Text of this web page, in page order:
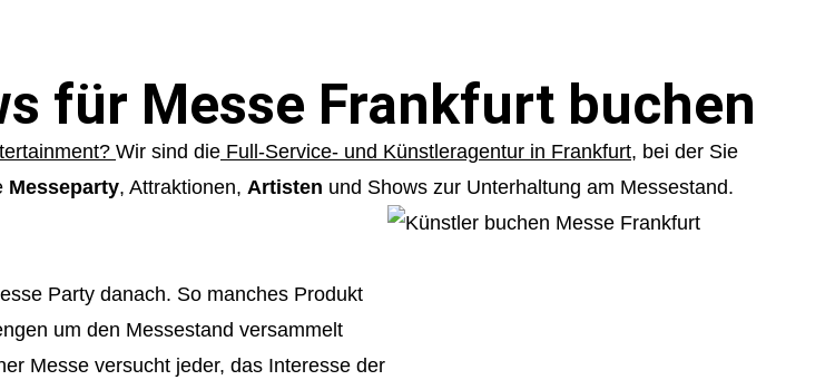
Personal
Roboter
Kinder Events
Weihnachtsfeier
Internetmarketing
LED Outdoor Werbung
Plakatwerbung
Stellenangebote
Richtungsweisend
für Messe Frankfurt buchen
Wir sind die Full-Service- und Künstleragentur in Frankfurt, bei der Sie
Messeparty, Attraktionen, Artisten und Shows zur Unterhaltung am Messestand.
Party danach. So manches Produkt
um den Messestand versammelt
Messe versucht jeder, das Interesse der